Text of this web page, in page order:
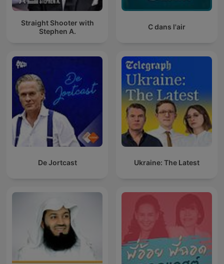
Straight Shooter with
Stephen A.
C dans l'air
De Jortcast Ukraine: The Latest